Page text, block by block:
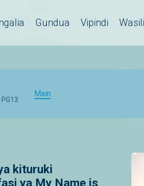
Gundua Vipindi
PG13
Main
kituruki
ya My Name is